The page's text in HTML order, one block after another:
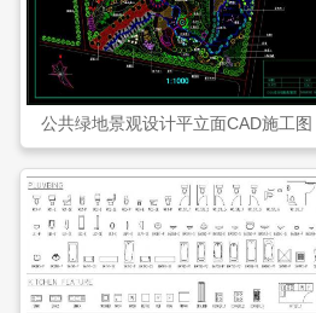
公共绿地景观设计平立面CAD施工图